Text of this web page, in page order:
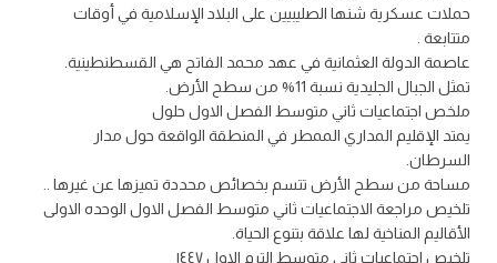
حملات عسكرية شنها الصليبيين على البلاد الإسلامية في أوقات
متتابعة .
عاصمة الدولة العثمانية في عهد محمد الفاتح هي القسطنطينية.
تمثل الجبال الجليدية نسبة 11% من سطح الأرض.
ملخص اجتماعيات ثاني متوسط الفصل الاول حلول
يمتد الإقليم المداري الممطر في المنطقة الواقعة حول مدار
السرطان.
مساحة من سطح الأرض تتسم بخصائص محددة تميزها عن غيرها ..
تلخيص مراجعة الاجتماعيات ثاني متوسط الفصل الاول الوحده الاولى
الأقاليم المناخية لها علاقة بتنوع الحياة.
تلخيص اجتماعيات ثاني متوسط الترم الاول ١٤٤٧